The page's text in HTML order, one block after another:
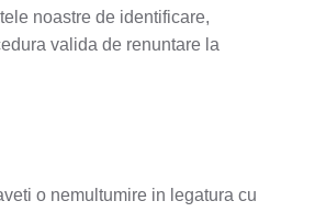
noastre de identificare,
valida de renuntare la
o nemultumire in legatura cu